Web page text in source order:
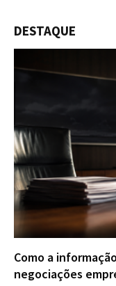
DESTAQUE
Como a
negociações